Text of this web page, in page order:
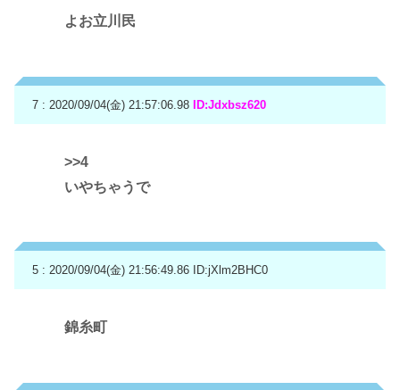
よお立川民
7 : 2020/09/04(金) 21:57:06.98 ID:Jdxbsz620
>>4
いやちゃうで
5 : 2020/09/04(金) 21:56:49.86 ID:jXlm2BHC0
錦糸町